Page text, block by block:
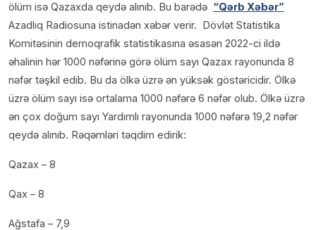
ölüm isə Qazaxda qeydə alınıb. Bu barədə “Qərb Xəbər”
Azadlıq Radiosuna istinadən xəbər verir. Dövlət Statistika
Komitəsinin demoqrafik statistikasına əsasən 2022-ci ildə
əhalinin hər 1000 nəfərinə görə ölüm sayı Qazax rayonunda 8
nəfər təşkil edib. Bu da ölkə üzrə ən yüksək göstəricidir. Ölkə
üzrə ölüm sayı isə ortalama 1000 nəfərə 6 nəfər olub. Ölkə üzrə
ən çox doğum sayı Yardımlı rayonunda 1000 nəfərə 19,2 nəfər
qeydə alınıb. Rəqəmləri təqdim edirik:
Qazax – 8
Qax – 8
Ağstafa – 7,9